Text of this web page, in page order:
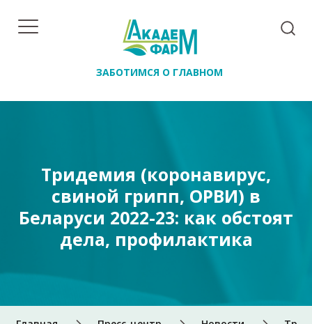
ЗАБОТИМСЯ О ГЛАВНОМ
Тридемия (коронавирус,
свиной грипп, ОРВИ) в
Беларуси 2022-23: как обстоят
дела, профилактика